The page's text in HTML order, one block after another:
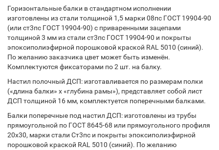
Горизонтальные балки в стандартном исполнении
изготовлены из стали толщиной 1,5 марки 08пс ГОСТ 19904-90
(или ст3пс ГОСТ 19904-90) с приваренными зацепами
толщиной 3 мм из стали ст3пс ГОСТ 19904-90 и покрыты
эпоксиполиэфирной порошковой краской RAL 5010 (синий).
По желанию заказчика цвет может быть изменён.
Комплектуются фиксаторами по 2 шт. на балку.
Настил полочный ДСП: изготавливается по размерам полки
(«длина балки» х «глубина рамы»), представляет собой лист
ДСП толщиной 16 мм, комплектуется поперечными балками.
Балки поперечные под настил ДСП: изготовлены из трубы
прямоугольной по ГОСТ 8645-68 или прямоугольного профиля
20х30, марки стали Ст3пс и покрыты эпоксиполиэфирной
порошковой краской RAL 5010 (синий). По желанию